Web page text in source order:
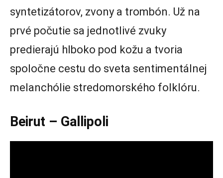
syntetizátorov, zvony a trombón. Už na
prvé počutie sa jednotlivé zvuky
predierajú hlboko pod kožu a tvoria
spoločne cestu do sveta sentimentálnej
melanchólie stredomorského folklóru.
Beirut – Gallipoli